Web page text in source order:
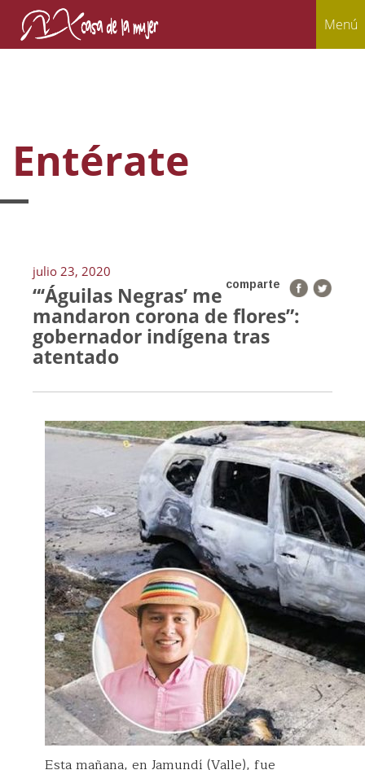
Menú
Entérate
julio 23, 2020
comparte
“‘Águilas Negras’ me
mandaron corona de flores”:
gobernador indígena tras
atentado
Esta mañana, en Jamundí (Valle), fue